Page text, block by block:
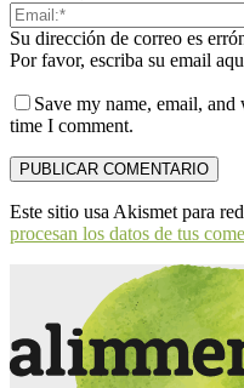
Su dirección de correo es
Por favor, escriba su email
Save my name, email,
time I comment.
Este sitio usa Akismet para
procesan los datos de tus